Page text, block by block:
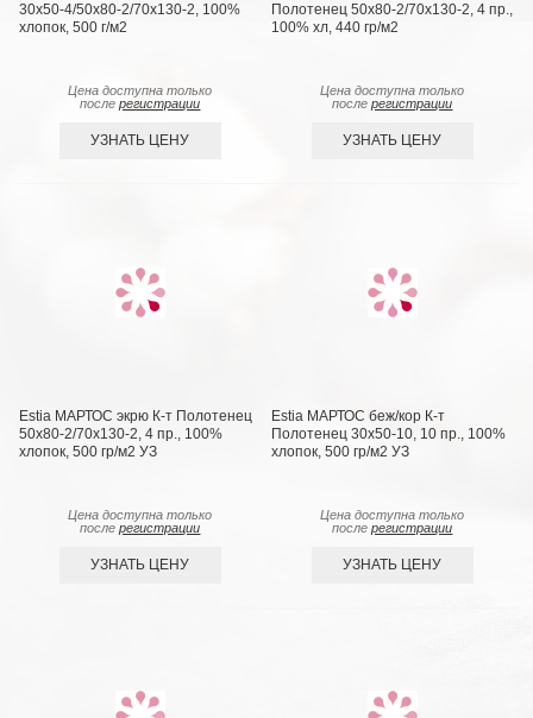
30х50-4/50х80-2/70х130-2, 100%
хлопок, 500 г/м2
Цена доступна только
послерегистрации
УЗНАТЬ ЦЕНУ
Полотенец 50х80-2/70х130-2, 4 пр.,
100% хл, 440 гр/м2
Цена доступна только
послерегистрации
УЗНАТЬ ЦЕНУ
Estia МАРТОС экрю К-т Полотенец
50х80-2/70х130-2, 4 пр., 100%
хлопок, 500 гр/м2 УЗ
Цена доступна только
послерегистрации
УЗНАТЬ ЦЕНУ
Estia МАРТОС беж/кор К-т
Полотенец 30х50-10, 10 пр., 100%
хлопок, 500 гр/м2 УЗ
Цена доступна только
послерегистрации
УЗНАТЬ ЦЕНУ